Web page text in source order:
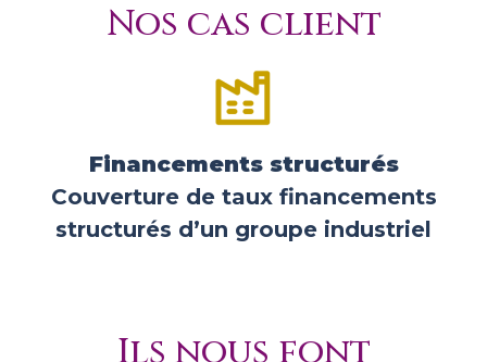
Nos cas client
Financements structurés
Couverture de taux financements
structurés d’un groupe industriel